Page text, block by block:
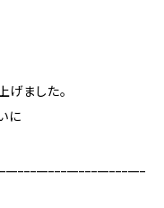
ました。
に